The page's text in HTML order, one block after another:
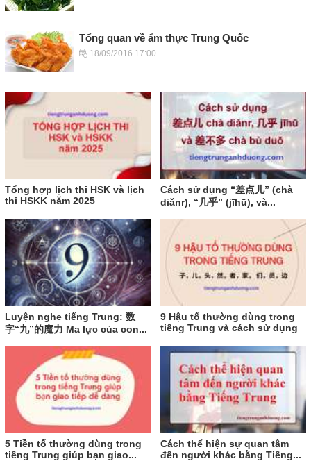
Tổng quan về ẩm thực Trung Quốc
18/09/2016 17:00
Tổng hợp lịch thi HSK và lịch
thi HSKK năm 2025
Cách sử dụng “差点儿” (chà
diǎnr), “几乎” (jīhū), và...
Luyện nghe tiếng Trung: 数
字“九”的魔力 Ma lực của con...
9 Hậu tố thường dùng trong
tiếng Trung và cách sử dụng
5 Tiền tố thường dùng trong
tiếng Trung giúp bạn giao...
Cách thể hiện sự quan tâm
đến người khác bằng Tiếng...